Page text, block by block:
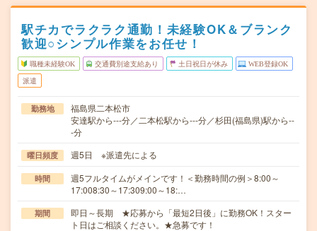
駅チカでラクラク通勤！未経験OK＆ブランク
歓迎○シンプル作業をお任せ！
職種未経験OK 交通費別途支給あり 土日祝日が休み WEB登録OK
派遣
勤務地
福島県二本松市
安達駅から---分／二本松駅から---分／杉田(福島県)駅から--
-分
曜日頻度 週5日 ※派遣先による
時間
週5フルタイムがメインです！＜勤務時間の例＞8:00～
17:008:30～17:309:00～18:…
期間
即日～長期 ★応募から「最短2日後」に勤務OK！スター
ト日はご相談ください。★急募です！